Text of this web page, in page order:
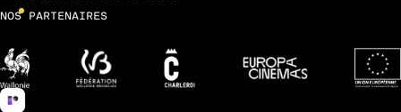
NOS PARTENAIRES
Wallonie Fédération Wallonie-Bruxelles
Ville de CharleroiEuropa Cinemas